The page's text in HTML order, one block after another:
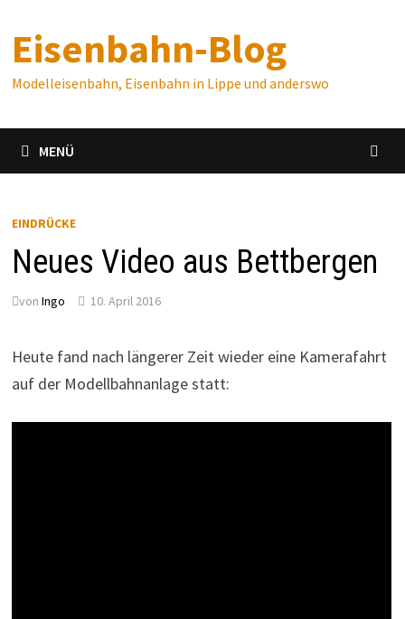
Inhalt
springen
Eisenbahn-Blog
Modelleisenbahn, Eisenbahn in Lippe und anderswo
MENÜ
EINDRÜCKE
Neues Video aus Bettbergen
von Ingo 10. April 2016
Heute fand nach längerer Zeit wieder eine Kamerafahrt
auf der Modellbahnanlage statt: